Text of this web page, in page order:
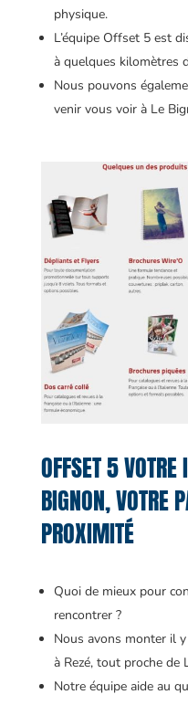
physique.
L’équipe Offset 5 est
à quelques kilomètres
Nous pouvons
venir vous voir à Le
OFFSET 5
BIGNON, VOTRE
PROXIMITÉ
Quoi de mieux pour
rencontrer ?
Nous avons monter il
à Rezé, tout proche de
Notre équipe aide au